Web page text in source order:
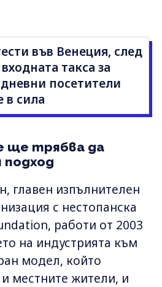
във Венеция, след
такса за
посетители
в сила
ще трябва да
подход
главен изпълнителен
с нестопанска
работи от 2003
на индустрията към
модел, който
местните жители, и